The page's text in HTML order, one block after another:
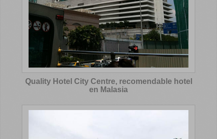
Quality Hotel City Centre, recomendable hotel
en Malasia